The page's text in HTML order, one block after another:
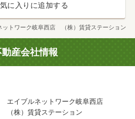
に入りに追加する
ットワーク岐阜西店 （株）賃貸ステーション
産会社情報
エイブルネットワーク岐阜西店
（株）賃貸ステーション